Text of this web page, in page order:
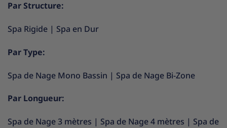
Par Structure:
Spa Rigide | Spa en Dur
Par Type:
Spa de Nage Mono Bassin | Spa de Nage Bi-Zone
Par Longueur:
Spa de Nage 3 mètres | Spa de Nage 4 mètres | Spa de